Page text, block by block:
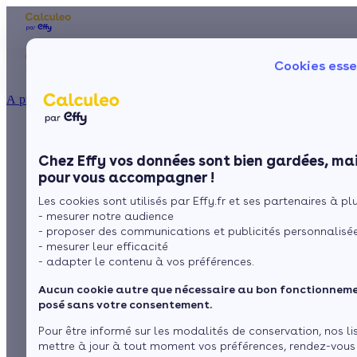
Cookies
Chez Effy vos données sont bien gardées,
pour vous accompagner !
Les cookies sont utilisés par Effy.fr et ses partenaires à
- mesurer notre audience
- proposer des communications et publicités
- mesurer leur efficacité
- adapter le contenu à vos préférences.
Aucun cookie autre que nécessaire au bon
posé sans votre consentement.
Pour être informé sur les modalités de conservation, nos
mettre à jour à tout moment vos préférences, rendez-
À propos
Ma Prime Rénov'
Le chèque énergie
La TVA réduite
L'éco-prêt à taux zéro
Trouver mes aides
Nos conseils
Sol
Fenêtres
Tout savoir sur la
fenêtre oscillo-
battante
Sommaire
La fenêtre oscillo-battante, présentation